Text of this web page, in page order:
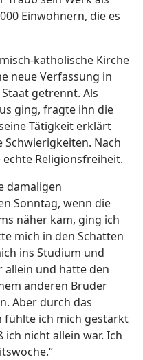
Einwohnern, die es
katholische Kirche
neue Verfassung in
getrennt. Als
ging, fragte ihn die
Tätigkeit erklärt
Nach
Religionsfreiheit.
damaligen
Sonntag, wenn die
näher kam, ging ich
mich in den Schatten
ins Studium und
allein und hatte den
anderen Bruder
Aber durch das
fühlte ich mich gestärkt
nicht allein war. Ich